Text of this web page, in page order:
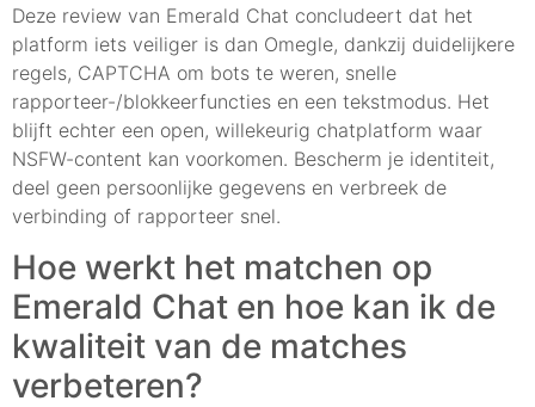
Deze review van Emerald Chat concludeert dat het
platform iets veiliger is dan Omegle, dankzij duidelijkere
regels, CAPTCHA om bots te weren, snelle
rapporteer-/blokkeerfuncties en een tekstmodus. Het
blijft echter een open, willekeurig chatplatform waar
NSFW-content kan voorkomen. Bescherm je identiteit,
deel geen persoonlijke gegevens en verbreek de
verbinding of rapporteer snel.
Hoe werkt het matchen op
Emerald Chat en hoe kan ik de
kwaliteit van de matches
verbeteren?